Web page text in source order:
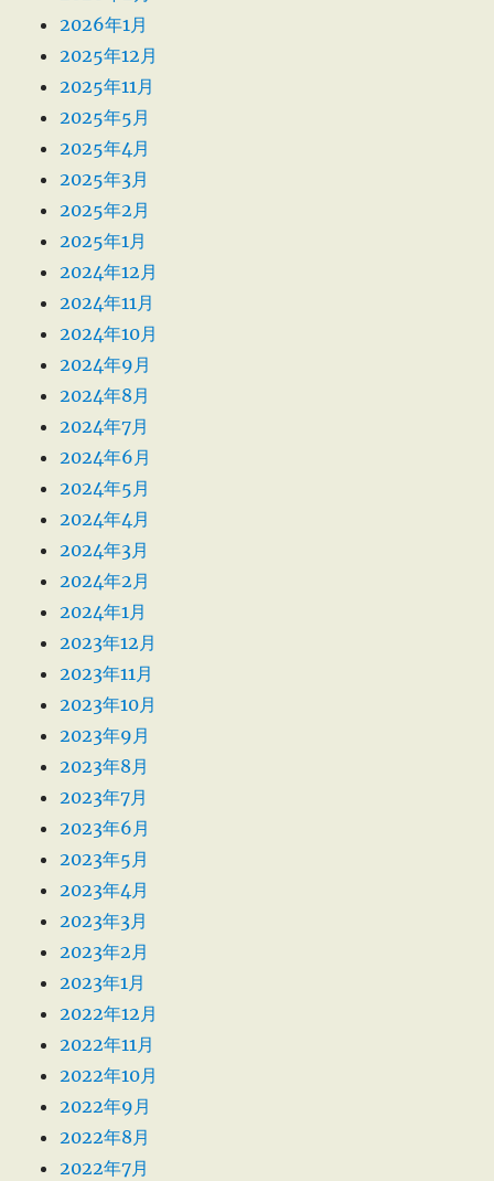
2026年1月
2025年12月
2025年11月
2025年5月
2025年4月
2025年3月
2025年2月
2025年1月
2024年12月
2024年11月
2024年10月
2024年9月
2024年8月
2024年7月
2024年6月
2024年5月
2024年4月
2024年3月
2024年2月
2024年1月
2023年12月
2023年11月
2023年10月
2023年9月
2023年8月
2023年7月
2023年6月
2023年5月
2023年4月
2023年3月
2023年2月
2023年1月
2022年12月
2022年11月
2022年10月
2022年9月
2022年8月
2022年7月